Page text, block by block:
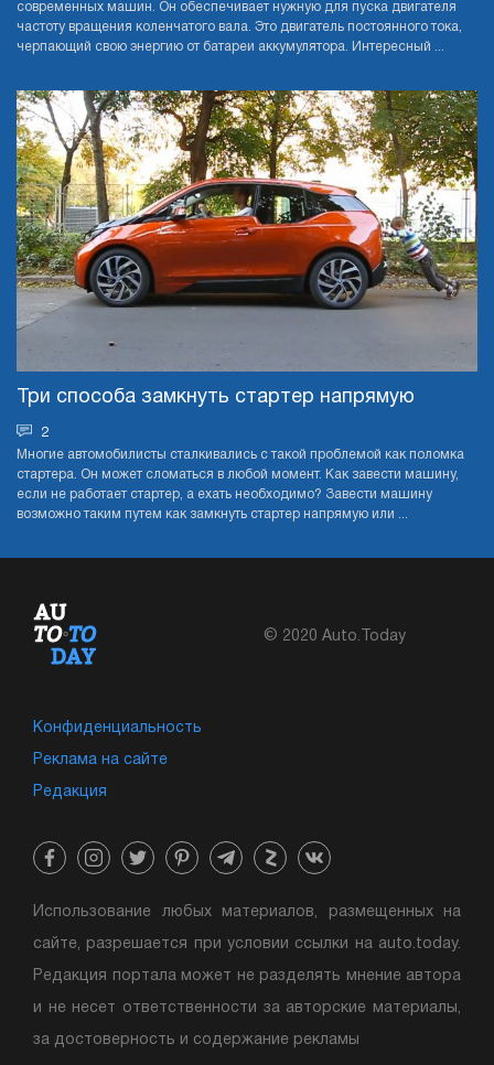
современных машин. Он обеспечивает нужную для пуска двигателя
частоту вращения коленчатого вала. Это двигатель постоянного тока,
черпающий свою энергию от батареи аккумулятора. Интересный ...
Три способа замкнуть стартер напрямую
2
Многие автомобилисты сталкивались с такой проблемой как поломка
стартера. Он может сломаться в любой момент. Как завести машину,
если не работает стартер, а ехать необходимо? Завести машину
возможно таким путем как замкнуть стартер напрямую или ...
© 2020 Auto.Today
Конфиденциальность
Реклама на сайте
Редакция
Использование любых материалов, размещенных на
сайте, разрешается при условии ссылки на auto.today.
Редакция портала может не разделять мнение автора
и не несет ответственности за авторские материалы,
за достоверность и содержание рекламы